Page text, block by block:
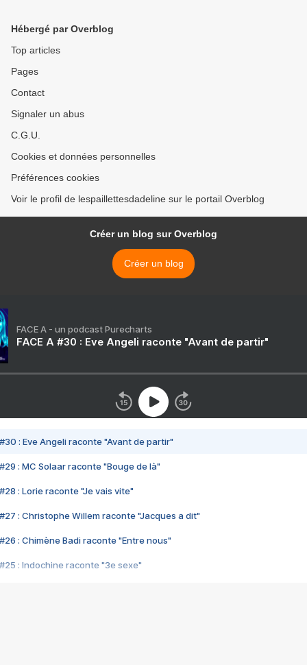
Hébergé par Overblog
Top articles
Pages
Contact
Signaler un abus
C.G.U.
Cookies et données personnelles
Préférences cookies
Voir le profil de lespaillettesdadeline sur le portail Overblog
Créer un blog sur Overblog
Créer un blog
FACE A - un podcast Purecharts
FACE A #30 : Eve Angeli raconte "Avant de partir"
#30 : Eve Angeli raconte "Avant de partir"
#29 : MC Solaar raconte "Bouge de là"
#28 : Lorie raconte "Je vais vite"
#27 : Christophe Willem raconte "Jacques a dit"
#26 : Chimène Badi raconte "Entre nous"
#25 : Indochine raconte "3e sexe"